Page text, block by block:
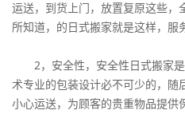
运送，到货上门，放置复原这些，
所知道，的日式搬家就是这样，服
2，安全性，安全性日式搬家是
术专业的包装设计必不可少的，随
小心运送，为顾客的贵重物品提供